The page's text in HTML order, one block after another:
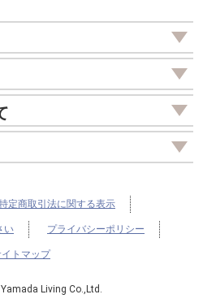
定商取引法に関する表示
い プライバシーポリシー
トマップ
Living Co.,Ltd.